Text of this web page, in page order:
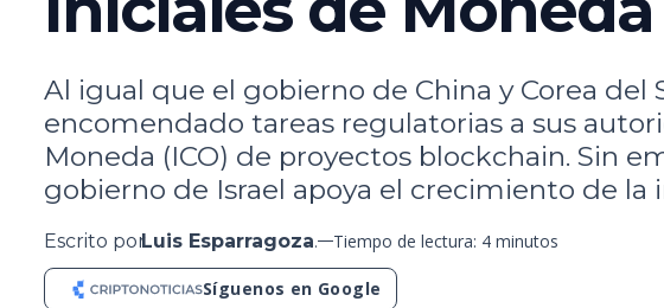
Al igual que el gobierno de China y Corea
encomendado tareas regulatorias a sus
Moneda (ICO) de proyectos blockchain. Sin
gobierno de Israel apoya el crecimiento de la
Escrito porLuis Esparragoza. Tiempo de lectura: 4 minutos
Síguenos en Google